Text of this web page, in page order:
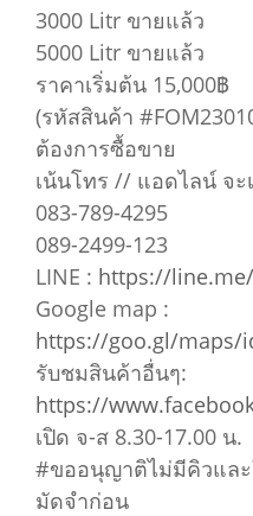
3000 Litr ขายแล้ว
5000 Litr ขายแล้ว
ราคาเริ่มต้น 15,000฿
(รหัสสินค้า
ต้องการซื้อขาย
เน้นโทร // แอดไลน์ จ
083-789-4295
089-2499-123
LINE : https://
Google map :
https://goo.gl/maps/
รับชมสินค้าอื่นๆ:
https://
เปิด จ-ส 8.30-17.00 น.
#ขออนุญาติไม่มีคิวแล
มัดจำก่อน